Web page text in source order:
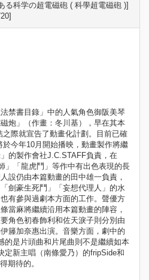
る科学の超電磁砲 ( 科學超電磁砲 )]
禁書目錄」中的人氣角色御阪美琴
炮」（作畫：冬川基），早在其本
際就宣告了動畫化計劃。目前已確
今年10月開始播映，動畫製作將繼
的製作會社J.C.STAFF負責，在
」「龍虎鬥」等作中有出色表現的長
設仍由本篇動畫的田中雄一負責，
劍豪生死鬥」「妄想代理人」的水
有參與過劇本方面的工作。聲優方
當麻將繼續沿用本篇動畫的陣容，
角色初春飾利和佐天淚子則分別由
籐加奈惠出演。音樂方面，劇中的
的是片頭曲和片尾曲則不是繼續如本
定新主唱（南條愛乃）的fripSide和
期待的。